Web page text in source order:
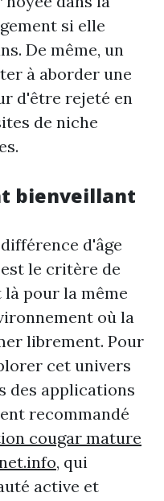
si elle
De même, un
à aborder une
d'être rejeté en
de niche
bienveillant
d'âge
le critère de
là pour la même
où la
librement. Pour
cet univers
des applications
recommandé
cougar mature
, qui
active et